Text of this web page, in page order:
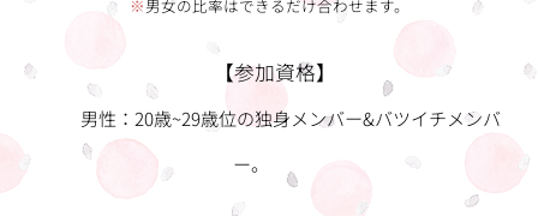
※男女の比率はできるだけ合わせます。
【参加資格】
男性：20歳~29歳位の独身メンバー&バツイチメンバ
ー。